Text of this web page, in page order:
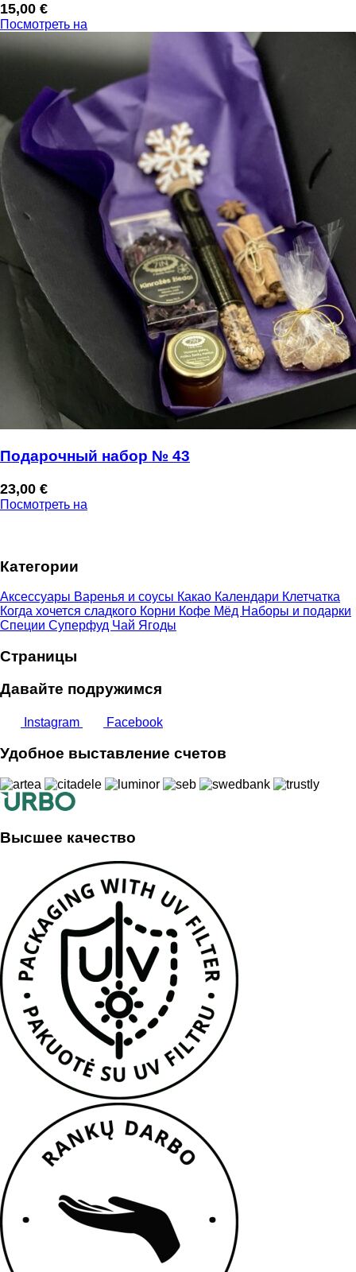
15,00 €
Посмотреть на
Подарочный набор № 43
23,00 €
Посмотреть на
Категории
Аксессуары Варенья и соусы Какао Календари Клетчатка
Когда хочется сладкого Корни Кофе Мёд Наборы и подарки
Специи Суперфуд Чай Ягоды
Страницы
Давайте подружимся
Instagram Facebook
Удобное выставление счетов
Высшее качество